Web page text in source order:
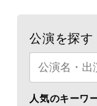
公演を探す
人気のキーワ